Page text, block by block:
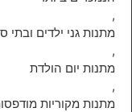
,
מתנות גני ילדים ובתי
,
מתנות יום הולדת
,
מתנות מקוריות